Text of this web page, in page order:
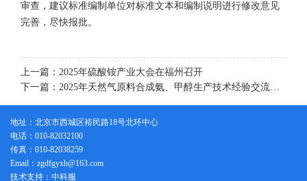
审查，建议标准编制单位对标准文本和编制说明进行修改意见
完善，尽快报批。
上一篇：2025年硫酸铵产业大会在福州召开
下一篇：2025年天然气原料合成氨、甲醇生产技术经验交流会在四川省宜宾市成功召开
地址：北京市西城区裕民路18号北环中心
电话：010-82032100
传真：010-82038259
Email：zgdfgyxh@163.com
技术支持：中科服